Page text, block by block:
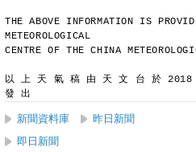
THE ABOVE INFORMATION IS
METEOROLOGICAL
CENTRE OF THE CHINA
以 上 天 氣 稿 由 天 文 台 於
發 出
新聞資料庫 昨日新聞
即日新聞